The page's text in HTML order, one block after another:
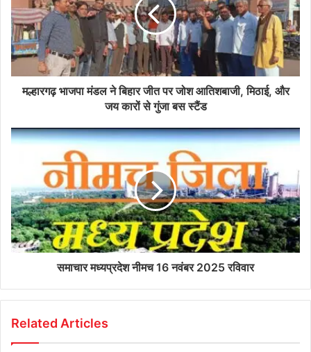
मल्हारगढ़ भाजपा मंडल ने बिहार जीत पर जोश आतिशबाजी, मिठाई, और
जय कारों से गुंजा बस स्टैंड
समाचार मध्यप्रदेश नीमच 16 नवंबर 2025 रविवार
Related Articles